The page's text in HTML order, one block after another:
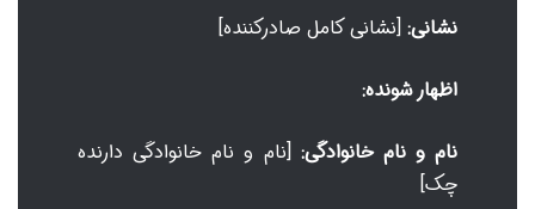
نشانی: [نشانی کامل صادرکننده]
اظهار شونده:
نام و نام خانوادگی: [نام و نام خانوادگی دارنده
چک]